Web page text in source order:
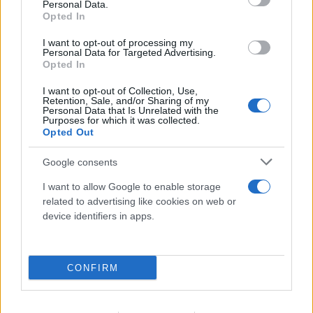
Personal Data.
Opted In
I want to opt-out of processing my
Personal Data for Targeted Advertising.
Opted In
I want to opt-out of Collection, Use,
Retention, Sale, and/or Sharing of my
Personal Data that Is Unrelated with the
Purposes for which it was collected.
Opted Out
Google consents
I want to allow Google to enable storage
related to advertising like cookies on web or
device identifiers in apps.
CONFIRM